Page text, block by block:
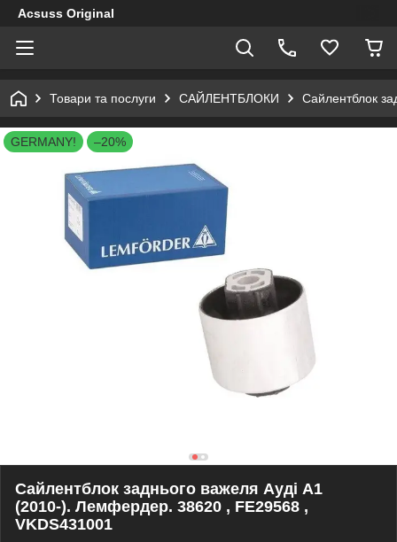
Acsuss Original
Товари та послуги САЙЛЕНТБЛОКИ Сайлентблок
GERMANY! –20%
Сайлентблок заднього важеля Ауді А1
(2010-). Лемфердер. 38620 , FE29568 ,
VKDS431001